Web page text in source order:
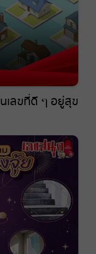
เลขที่ดี ๆ อยู่สุข